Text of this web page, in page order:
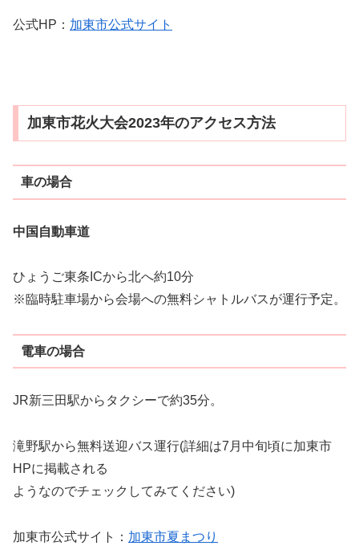
公式HP： 加東市公式サイト
加東市花火大会2023年のアクセス方法
車の場合
中国自動車道
ひょうご東条ICから北へ約10分
※臨時駐車場から会場への無料シャトルバスが運行予定。
電車の場合
JR新三田駅からタクシーで約35分。
滝野駅から無料送迎バス運行(詳細は7月中旬頃に加東市
HPに掲載される
ようなのでチェックしてみてください)
加東市公式サイト： 加東市夏まつり